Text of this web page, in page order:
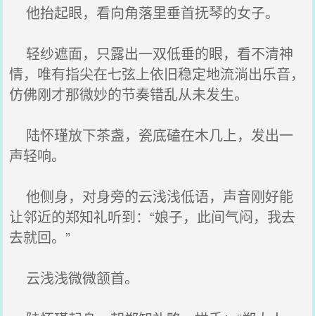
他抬起眼，看向角落里垂首抚琴的女子。
轻纱遮面，只露出一双低垂的眼，看不清神
情，唯有指尖在七弦上依旧稳定地流淌出乐音，
仿佛刚才那微妙的节奏错乱从未发生。
陆怀瑾放下茶盏，瓷底磕在木几上，发出一
声轻响。
他侧身，对身旁的云浅浅低语，声音刚好能
让邻近的郑知礼听到：“娘子，此间气闷，我去
去就回。”
云浅浅微微颔首。